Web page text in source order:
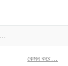
কেমন করে…